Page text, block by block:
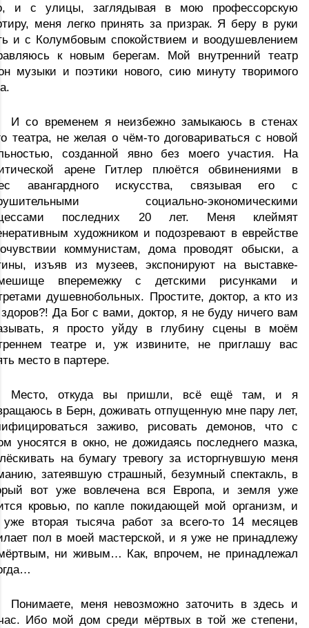
и с улицы, заглядывая в мою профессорскую
меня легко принять за призрак. Я беру в руки
и с Колумбовым спокойствием и воодушевлением
к новым берегам. Мой внутренний театр
музыки и поэтики нового, сию минуту творимого
И со временем я неизбежно замыкаюсь в стенах
театра, не желая о чём-то договариваться с новой
созданной явно без моего участия. На
арене Гитлер плюётся обвинениями в
авангардного искусства, связывая его с
социально-экономическими
последних 20 лет. Меня клеймят
художником и подозревают в еврействе
коммунистам, дома проводят обыски, а
изъяв из музеев, экспонируют на выставке-
вперемежку с детскими рисунками и
душевнобольных. Простите, доктор, а кто из
Да Бог с вами, доктор, я не буду ничего вам
я просто уйду в глубину сцены в моём
театре и, уж извините, не приглашу вас
место в партере.
Место, откуда вы пришли, всё ещё там, и я
в Берн, доживать отпущенную мне пару лет,
заживо, рисовать демонов, что с
уносятся в окно, не дожидаясь последнего мазка,
на бумагу тревогу за исторгнувшую меня
затеявшую страшный, безумный спектакль, в
вот уже вовлечена вся Европа, и земля уже
кровью, по капле покидающей мой организм, и
уже вторая тысяча работ за всего-то 14 месяцев
пол в моей мастерской, и я уже не принадлежу
ни живым… Как, впрочем, не принадлежал
Понимаете, меня невозможно заточить в здесь и
Ибо мой дом среди мёртвых в той же степени,